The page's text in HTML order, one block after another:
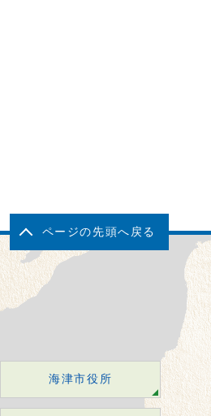
ページの先頭へ戻る
海津市役所